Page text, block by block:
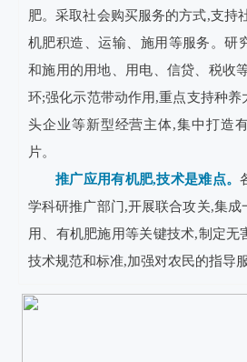
肥。采取社会购买服务的方式,支持
机肥积造、运输、施用等服务。研
和施用的用地、用电、信贷、税收
环;强化示范带动作用,重点支持种养
头企业等新型经营主体,集中打造
片。
推广应用有机肥,技术是难点。
学科研推广部门,开展联合攻关,集成
用、有机肥施用等关键技术,制定无
技术规范和标准,加强对农民的指导服